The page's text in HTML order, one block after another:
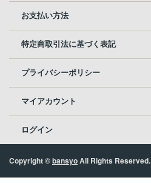
お支払い方法
特定商取引法に基づく表記
プライバシーポリシー
マイアカウント
ログイン
Copyright ©bansyoAll Rights Reserved.